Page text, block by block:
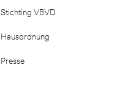
Stichting VBVD
Hausordnung
Presse